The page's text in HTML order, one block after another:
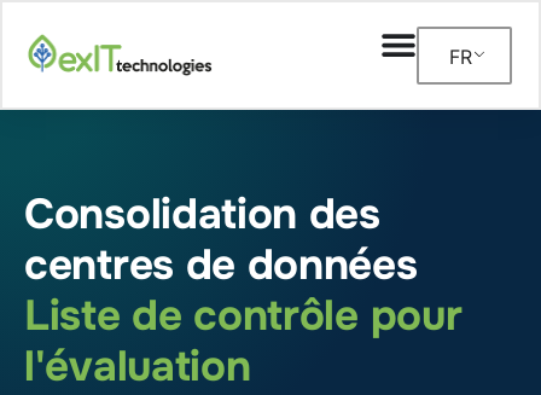
FR
Consolidation des
centres de données
Liste de contrôle pour
l'évaluation